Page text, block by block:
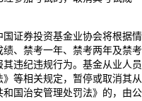
证券投资基金业协会将根据情
、禁考一年、禁考两年及禁考
违纪违规行为。基金从业人员
等相关规定，暂停或取消其从
国治安管理处罚法》的，由公